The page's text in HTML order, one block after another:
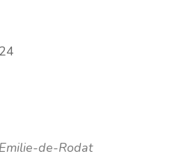
de-Rodat